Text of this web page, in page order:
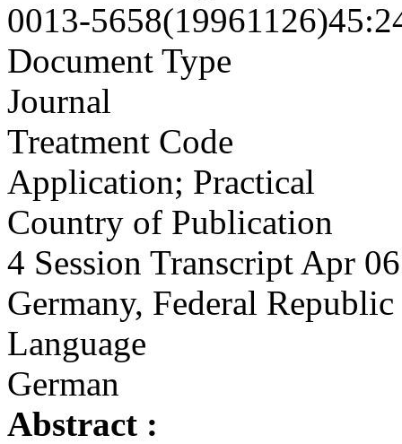
0013-
Document Type
Journal
Treatment Code
Application; Practical
Country of Publication
4 Session Transcript Apr
Germany, Federal
Language
German
Abstract :